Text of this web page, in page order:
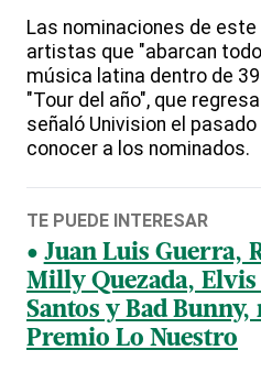
Las nominaciones de este
artistas que "abarcan
música latina dentro de
"Tour del año", que
señaló Univision el
conocer a los nominados.
TE PUEDE INTERESAR
Juan Luis Guerra,
Milly Quezada,
Santos y Bad
Premio Lo Nuestro